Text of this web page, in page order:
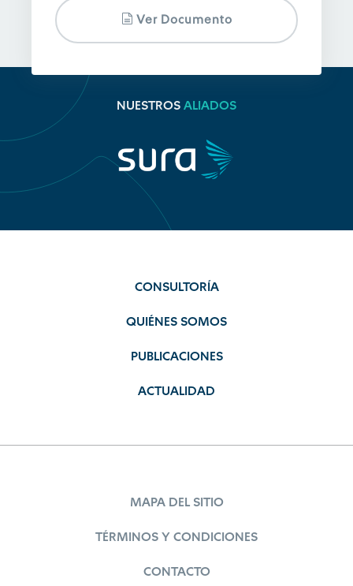
Ver Documento
NUESTROS ALIADOS
CONSULTORÍA
QUIÉNES SOMOS
PUBLICACIONES
ACTUALIDAD
MAPA DEL SITIO
TÉRMINOS Y CONDICIONES
CONTACTO